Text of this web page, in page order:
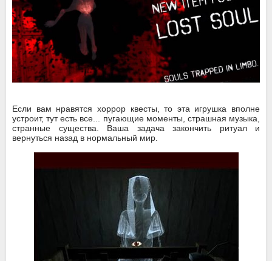
Если вам нравятся хоррор квесты, то эта игрушка вполне
устроит, тут есть все... пугающие моменты, страшная музыка,
странные существа. Ваша задача закончить ритуал и
вернуться назад в нормальный мир.